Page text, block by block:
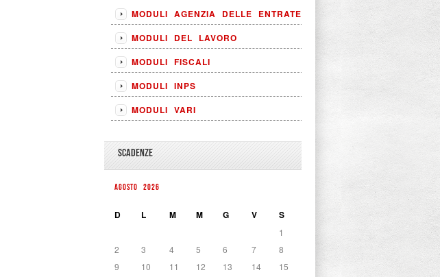
MODULI AGENZIA DELLE ENTRATE
MODULI DEL LAVORO
MODULI FISCALI
MODULI INPS
MODULI VARI
SCADENZE
AGOSTO 2026
D L M M G V S
1
2
3 4 5 6 7
8
9
10 11 12 13 14
15